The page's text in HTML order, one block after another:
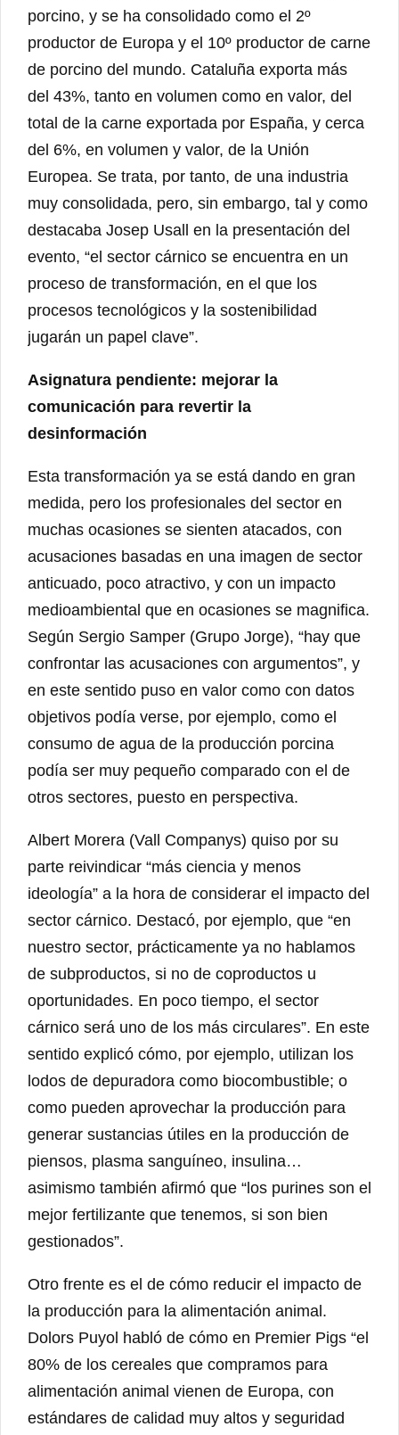
porcino, y se ha consolidado como el 2º
productor de Europa y el 10º productor de carne
de porcino del mundo. Cataluña exporta más
del 43%, tanto en volumen como en valor, del
total de la carne exportada por España, y cerca
del 6%, en volumen y valor, de la Unión
Europea. Se trata, por tanto, de una industria
muy consolidada, pero, sin embargo, tal y como
destacaba Josep Usall en la presentación del
evento, “el sector cárnico se encuentra en un
proceso de transformación, en el que los
procesos tecnológicos y la sostenibilidad
jugarán un papel clave”.
Asignatura pendiente: mejorar la
comunicación para revertir la
desinformación
Esta transformación ya se está dando en gran
medida, pero los profesionales del sector en
muchas ocasiones se sienten atacados, con
acusaciones basadas en una imagen de sector
anticuado, poco atractivo, y con un impacto
medioambiental que en ocasiones se magnifica.
Según Sergio Samper (Grupo Jorge), “hay que
confrontar las acusaciones con argumentos”, y
en este sentido puso en valor como con datos
objetivos podía verse, por ejemplo, como el
consumo de agua de la producción porcina
podía ser muy pequeño comparado con el de
otros sectores, puesto en perspectiva.
Albert Morera (Vall Companys) quiso por su
parte reivindicar “más ciencia y menos
ideología” a la hora de considerar el impacto del
sector cárnico. Destacó, por ejemplo, que “en
nuestro sector, prácticamente ya no hablamos
de subproductos, si no de coproductos u
oportunidades. En poco tiempo, el sector
cárnico será uno de los más circulares”. En este
sentido explicó cómo, por ejemplo, utilizan los
lodos de depuradora como biocombustible; o
como pueden aprovechar la producción para
generar sustancias útiles en la producción de
piensos, plasma sanguíneo, insulina…
asimismo también afirmó que “los purines son el
mejor fertilizante que tenemos, si son bien
gestionados”.
Otro frente es el de cómo reducir el impacto de
la producción para la alimentación animal.
Dolors Puyol habló de cómo en Premier Pigs “el
80% de los cereales que compramos para
alimentación animal vienen de Europa, con
estándares de calidad muy altos y seguridad